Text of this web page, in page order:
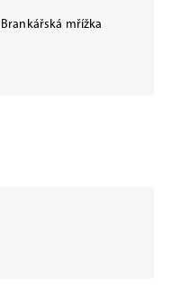
Brankářská mřížka